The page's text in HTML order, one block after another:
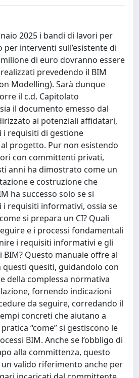
2025 i bandi di lavori per
interventi sull’esistente di
di euro dovranno essere
prevedendo il BIM
Modelling). Sarà dunque
il c.d. Capitolato
il documento emesso dal
ai potenziali affidatari,
i requisiti di gestione
progetto. Pur non esistendo
con committenti privati,
anni ha dimostrato come un
e costruzione che
ha successo solo se si
requisiti informativi, ossia se
si prepara un CI? Quali
e i processi fondamentali
i requisiti informativi e gli
Questo manuale offre al
quesiti, guidandolo con
della complessa normativa
fornendo indicazioni
da seguire, corredando il
concreti che aiutano a
“come” si gestiscono le
BIM. Anche se l’obbligo di
alla committenza, questo
valido riferimento anche per